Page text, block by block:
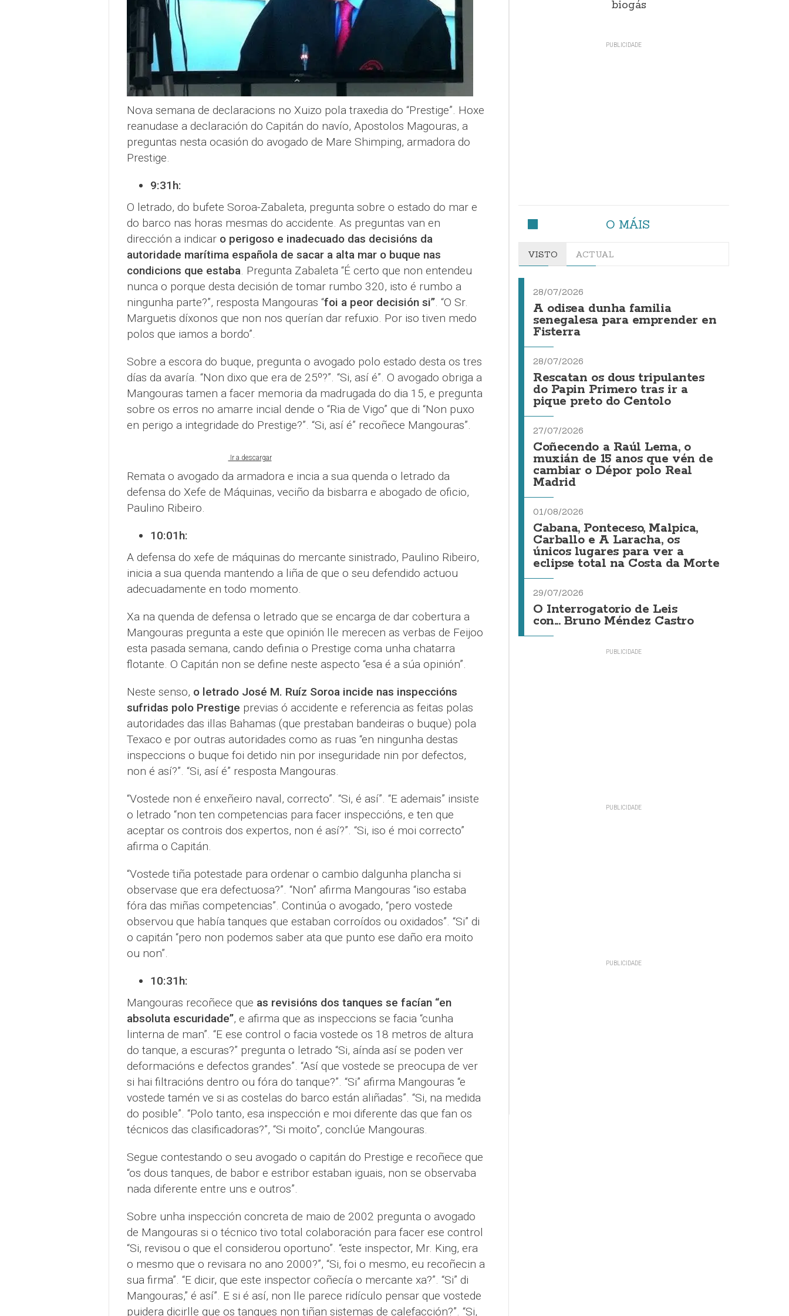
Nova semana de declaracions no Xuizo pola traxedia do “Prestige”. Hoxe
reanudase a declaración do Capitán do navío, Apostolos Magouras, a
preguntas nesta ocasión do avogado de Mare Shimping, armadora do
Prestige.
9:31h:
O letrado, do bufete Soroa-Zabaleta, pregunta sobre o estado do mar e
do barco nas horas mesmas do accidente. As preguntas van en
dirección a indicar o perigoso e inadecuado das decisións da
autoridade marítima española de sacar a alta mar o buque nas
condicions que estaba. Pregunta Zabaleta “É certo que non entendeu
nunca o porque desta decisión de tomar rumbo 320, isto é rumbo a
ningunha parte?”, resposta Mangouras “foi a peor decisión si”. “O Sr.
Marguetis díxonos que non nos querían dar refuxio. Por iso tiven medo
polos que iamos a bordo”.
Sobre a escora do buque, pregunta o avogado polo estado desta os tres
días da avaría. “Non dixo que era de 25º?”. “Si, así é”. O avogado obriga a
Mangouras tamen a facer memoria da madrugada do dia 15, e pregunta
sobre os erros no amarre incial dende o “Ria de Vigo” que di “Non puxo
en perigo a integridade do Prestige?”. “Si, así é” recoñece Mangouras”.
Ir a descargar
Remata o avogado da armadora e incia a sua quenda o letrado da
defensa do Xefe de Máquinas, veciño da bisbarra e abogado de oficio,
Paulino Ribeiro.
10:01h:
A defensa do xefe de máquinas do mercante sinistrado, Paulino Ribeiro,
inicia a sua quenda mantendo a liña de que o seu defendido actuou
adecuadamente en todo momento.
Xa na quenda de defensa o letrado que se encarga de dar cobertura a
Mangouras pregunta a este que opinión lle merecen as verbas de Feijoo
esta pasada semana, cando definia o Prestige coma unha chatarra
flotante. O Capitán non se define neste aspecto “esa é a súa opinión”.
Neste senso, o letrado José M. Ruíz Soroa incide nas inspeccións
sufridas polo Prestige previas ó accidente e referencia as feitas polas
autoridades das illas Bahamas (que prestaban bandeiras o buque) pola
Texaco e por outras autoridades como as ruas “en ningunha destas
inspeccions o buque foi detido nin por inseguridade nin por defectos,
non é así?”. “Si, así é” resposta Mangouras.
“Vostede non é enxeñeiro naval, correcto”. “Si, é así”. “E ademais” insiste
o letrado “non ten competencias para facer inspeccións, e ten que
aceptar os controis dos expertos, non é así?”. “Si, iso é moi correcto”
afirma o Capitán.
“Vostede tiña potestade para ordenar o cambio dalgunha plancha si
observase que era defectuosa?”. “Non” afirma Mangouras “iso estaba
fóra das miñas competencias”. Continúa o avogado, “pero vostede
observou que había tanques que estaban corroídos ou oxidados”. “Si” di
o capitán “pero non podemos saber ata que punto ese daño era moito
ou non”.
10:31h:
Mangouras recoñece que as revisións dos tanques se facían “en
absoluta escuridade”, e afirma que as inspeccions se facia “cunha
linterna de man”. “E ese control o facia vostede os 18 metros de altura
do tanque, a escuras?” pregunta o letrado “Si, aínda así se poden ver
deformacións e defectos grandes”. “Así que vostede se preocupa de ver
si hai filtracións dentro ou fóra do tanque?”. “Si” afirma Mangouras “e
vostede tamén ve si as costelas do barco están aliñadas”. “Si, na medida
do posible”. “Polo tanto, esa inspección e moi diferente das que fan os
técnicos das clasificadoras?”, “Si moito”, conclúe Mangouras.
Segue contestando o seu avogado o capitán do Prestige e recoñece que
“os dous tanques, de babor e estribor estaban iguais, non se observaba
nada diferente entre uns e outros”.
Sobre unha inspección concreta de maio de 2002 pregunta o avogado
de Mangouras si o técnico tivo total colaboración para facer ese control
“Si, revisou o que el considerou oportuno”. “este inspector, Mr. King, era
o mesmo que o revisara no ano 2000?”, “Si, foi o mesmo, eu recoñecin a
sua firma”. “E dicir, que este inspector coñecía o mercante xa?”. “Si” di
Mangouras,” é así”. E si é así, non lle parece ridículo pensar que vostede
puidera dicirlle que os tanques non tiñan sistemas de calefacción?”. “Si,
biogás
O MÁIS
VISTO ACTUAL
28/07/2026
A odisea dunha familia
senegalesa para emprender en
Fisterra
28/07/2026
Rescatan os dous tripulantes
do Papin Primero tras ir a
pique preto do Centolo
27/07/2026
Coñecendo a Raúl Lema, o
muxián de 15 anos que vén de
cambiar o Dépor polo Real
Madrid
01/08/2026
Cabana, Ponteceso, Malpica,
Carballo e A Laracha, os
únicos lugares para ver a
eclipse total na Costa da Morte
29/07/2026
O Interrogatorio de Leis
con... Bruno Méndez Castro